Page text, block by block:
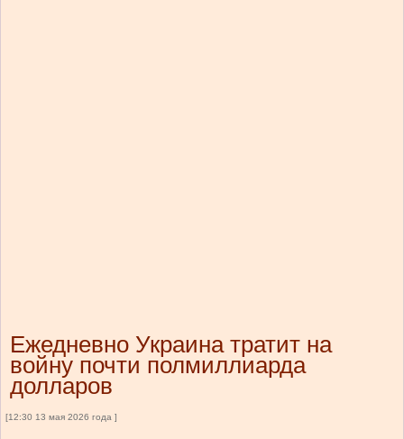
Ежедневно Украина тратит на
войну почти полмиллиарда
долларов
[12:30 13 мая 2026 года ]